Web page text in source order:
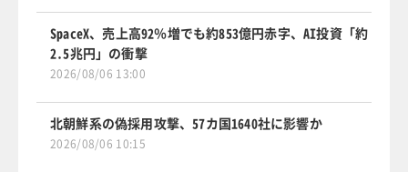
SpaceX、売上高92％増でも約853億円赤字、AI投資「約
2.5兆円」の衝撃
2026/08/06 13:00
北朝鮮系の偽採用攻撃、57カ国1640社に影響か
2026/08/06 10:15